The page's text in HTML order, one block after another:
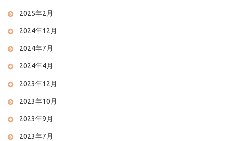
2025年2月
2024年12月
2024年7月
2024年4月
2023年12月
2023年10月
2023年9月
2023年7月